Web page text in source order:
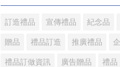
的颱曆掛曆而言，根據您的要求進
刷。內容...
訂造禮品 宣傳禮品 紀念品
贈品 禮品訂造 推廣禮品
禮品訂做資訊 廣告贈品 禮品